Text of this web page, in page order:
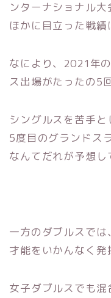
ンターナショナル大
ほかに目立った戦績
なにより、2021年
ス出場がたったの5
シングルスを苦手と
5度目のグランドス
なんてだれが予想し
一方のダブルスで
才能をいかんなく発
女子ダブルスでも